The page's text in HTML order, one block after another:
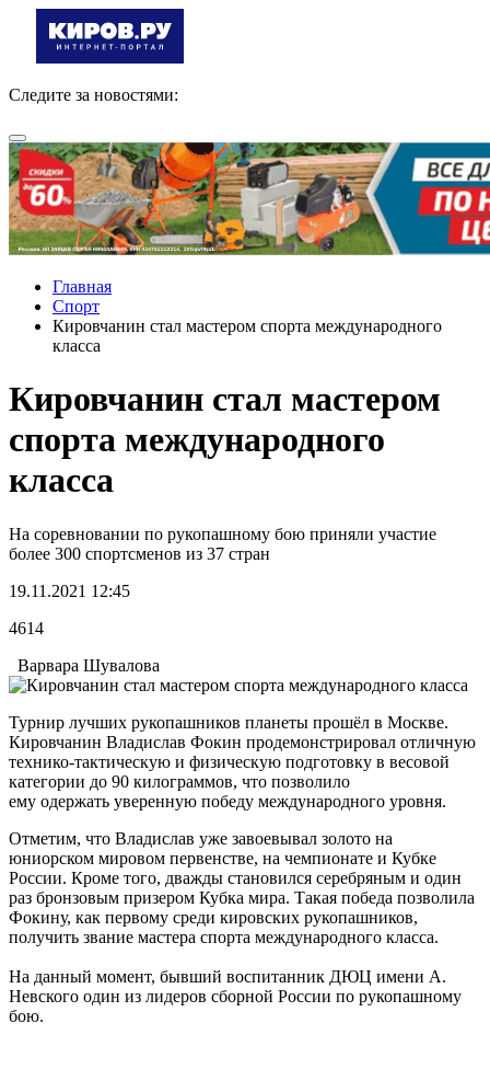
Следите за новостями:
Главная
Спорт
Кировчанин стал мастером спорта международного
класса
Кировчанин стал мастером
спорта международного
класса
На соревновании по рукопашному бою приняли участие
более 300 спортсменов из 37 стран
19.11.2021 12:45
4614
Варвара Шувалова
Турнир лучших рукопашников планеты прошёл в Москве.
Кировчанин Владислав Фокин продемонстрировал отличную
технико-тактическую и физическую подготовку в весовой
категории до 90 килограммов, что позволило
ему одержать уверенную победу международного уровня.
Отметим, что Владислав уже завоевывал золото на
юниорском мировом первенстве, на чемпионате и Кубке
России. Кроме того, дважды становился серебряным и один
раз бронзовым призером Кубка мира. Такая победа позволила
Фокину, как первому среди кировских рукопашников,
получить звание мастера спорта международного класса.
На данный момент, бывший воспитанник ДЮЦ имени А.
Невского один из лидеров сборной России по рукопашному
бою.